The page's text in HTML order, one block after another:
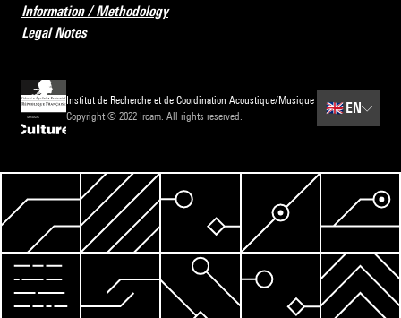
Information / Methodology
Legal Notes
Institut de Recherche et de Coordination Acoustique/Musique
Copyright © 2022 Ircam. All rights reserved.
🇬🇧 EN